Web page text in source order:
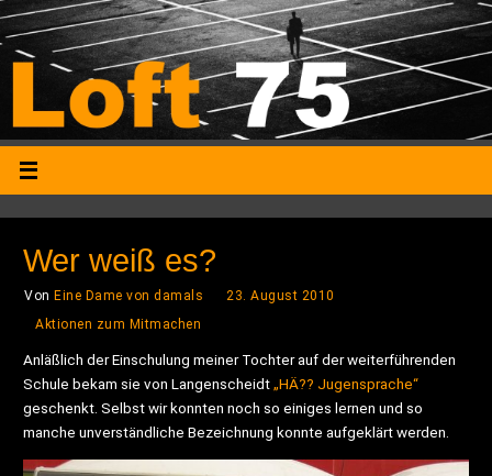
Wer weiß es?
Von Eine Dame von damals
23. August 2010
Aktionen zum Mitmachen
Anläßlich der Einschulung meiner Tochter auf der weiterführenden
Schule bekam sie von Langenscheidt„HÄ?? Jugensprache“
geschenkt. Selbst wir konnten noch so einiges lernen und so
manche unverständliche Bezeichnung konnte aufgeklärt werden.